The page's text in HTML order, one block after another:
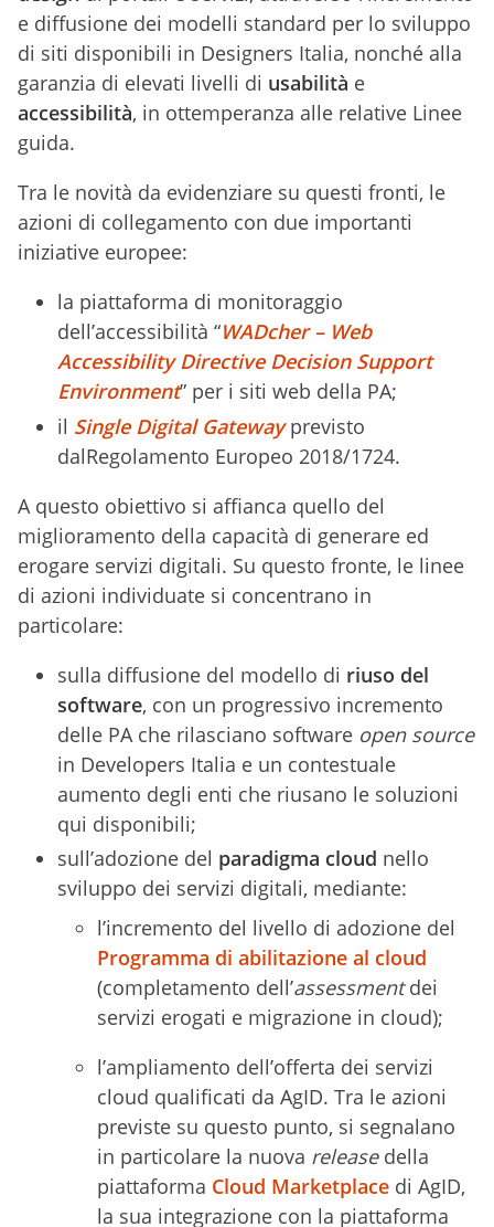
e diffusione dei modelli standard per lo sviluppo
di siti disponibili in Designers Italia, nonché alla
garanzia di elevati livelli di usabilità e
accessibilità, in ottemperanza alle relative Linee
guida.
Tra le novità da evidenziare su questi fronti, le
azioni di collegamento con due importanti
iniziative europee:
la piattaforma di monitoraggio
dell’accessibilità “WADcher – Web
Accessibility Directive Decision Support
Environment” per i siti web della PA;
il Single Digital Gateway previsto
dalRegolamento Europeo 2018/1724.
A questo obiettivo si affianca quello del
miglioramento della capacità di generare ed
erogare servizi digitali. Su questo fronte, le linee
di azioni individuate si concentrano in
particolare:
sulla diffusione del modello di riuso del
software, con un progressivo incremento
delle PA che rilasciano software open source
in Developers Italia e un contestuale
aumento degli enti che riusano le soluzioni
qui disponibili;
sull’adozione del paradigma cloud nello
sviluppo dei servizi digitali, mediante:
l’incremento del livello di adozione del
Programma di abilitazione al cloud
(completamento dell’assessmentdei
servizi erogati e migrazione in cloud);
l’ampliamento dell’offerta dei servizi
cloud qualificati da AgID. Tra le azioni
previste su questo punto, si segnalano
in particolare la nuova releasedella
piattaforma Cloud Marketplace di AgID,
la sua integrazione con la piattaforma